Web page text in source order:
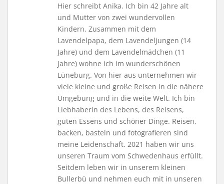
Hier schreibt Anika. Ich bin 42 Jahre alt
und Mutter von zwei wundervollen
Kindern. Zusammen mit dem
Lavendelpapa, dem Lavendeljungen (14
Jahre) und dem Lavendelmädchen (11
Jahre) wohne ich im wunderschönen
Lüneburg. Von hier aus unternehmen wir
viele kleine und große Reisen in die nähere
Umgebung und in die weite Welt. Ich bin
Liebhaberin des Lebens, des Reisens,
guten Essens und schöner Dinge. Reisen,
backen, basteln und fotografieren sind
meine Leidenschaft. 2021 haben wir uns
unseren Traum vom Schwedenhaus erfüllt.
Seitdem leben wir in unserem kleinen
Bullerbü und nehmen euch mit in unseren